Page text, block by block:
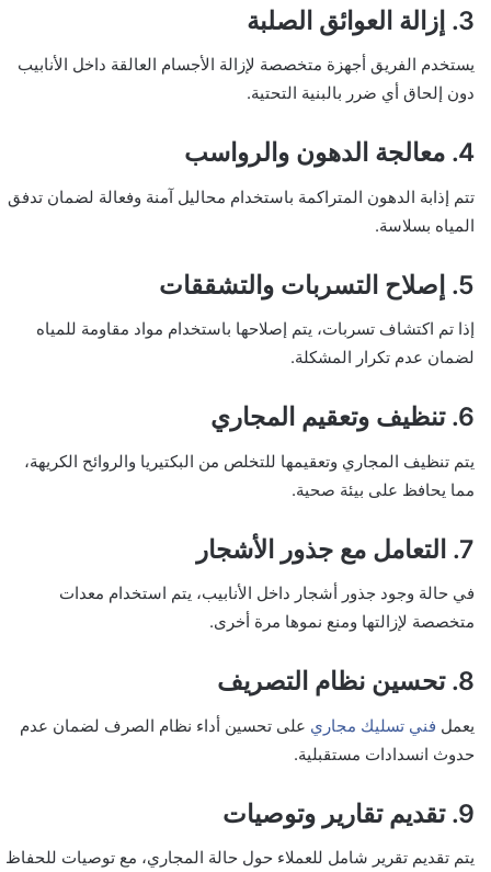
3. إزالة العوائق الصلبة
يستخدم الفريق أجهزة متخصصة لإزالة الأجسام العالقة داخل الأنابيب
دون إلحاق أي ضرر بالبنية التحتية.
4. معالجة الدهون والرواسب
تتم إذابة الدهون المتراكمة باستخدام محاليل آمنة وفعالة لضمان تدفق
المياه بسلاسة.
5. إصلاح التسربات والتشققات
إذا تم اكتشاف تسربات، يتم إصلاحها باستخدام مواد مقاومة للمياه
لضمان عدم تكرار المشكلة.
6. تنظيف وتعقيم المجاري
يتم تنظيف المجاري وتعقيمها للتخلص من البكتيريا والروائح الكريهة،
مما يحافظ على بيئة صحية.
7. التعامل مع جذور الأشجار
في حالة وجود جذور أشجار داخل الأنابيب، يتم استخدام معدات
متخصصة لإزالتها ومنع نموها مرة أخرى.
8. تحسين نظام التصريف
يعمل فني تسليك مجاري على تحسين أداء نظام الصرف لضمان عدم
حدوث انسدادات مستقبلية.
9. تقديم تقارير وتوصيات
يتم تقديم تقرير شامل للعملاء حول حالة المجاري، مع توصيات للحفاظ